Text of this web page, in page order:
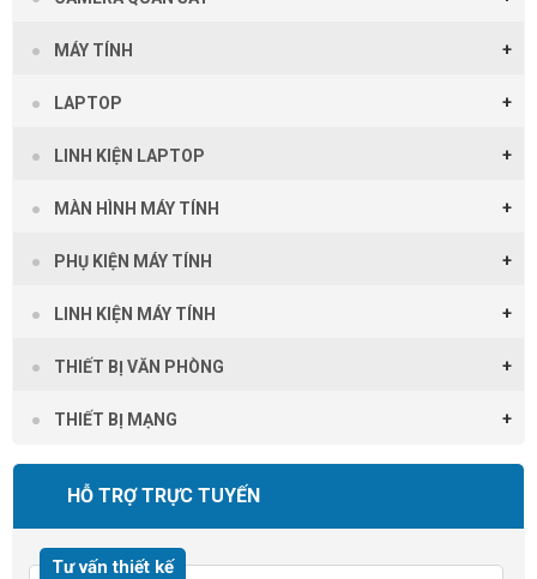
MÁY TÍNH
LAPTOP
LINH KIỆN LAPTOP
MÀN HÌNH MÁY TÍNH
PHỤ KIỆN MÁY TÍNH
LINH KIỆN MÁY TÍNH
THIẾT BỊ VĂN PHÒNG
THIẾT BỊ MẠNG
HỖ TRỢ TRỰC TUYẾN
Tư vấn thiết kế